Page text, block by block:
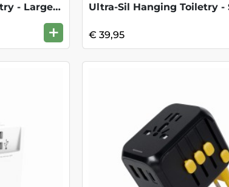
Ultra-Sil Hanging Toiletry - Large HighR
+ € 39,95